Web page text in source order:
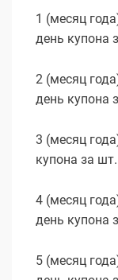
1 (месяц
день купона
2 (месяц
день купона
3 (месяц
купона за шт.
4 (месяц
день купона
5 (месяц